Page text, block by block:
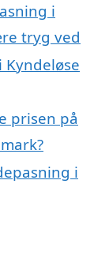
i
tryg ved
prisen på
i